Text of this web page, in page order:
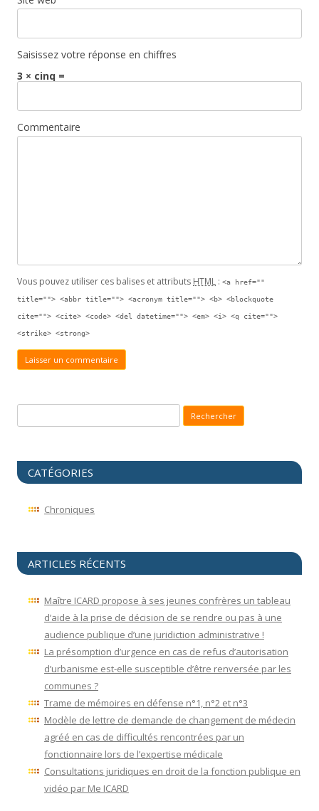
Saisissez votre réponse en chiffres
3 × cinq =
Commentaire
Vous pouvez utiliser ces balises et attributs HTML : <a href=""
title=""> <abbr title=""> <acronym title=""> <b> <blockquote
cite=""> <cite> <code> <del datetime=""> <em> <i> <q cite="">
<strike> <strong>
CATÉGORIES
Chroniques
ARTICLES RÉCENTS
Maître ICARD propose à ses jeunes confrères un tableau
d’aide à la prise de décision de se rendre ou pas à une
audience publique d’une juridiction administrative !
La présomption d’urgence en cas de refus d’autorisation
d’urbanisme est-elle susceptible d’être renversée par les
communes ?
Trame de mémoires en défense n°1, n°2 et n°3
Modèle de lettre de demande de changement de médecin
agréé en cas de difficultés rencontrées par un
fonctionnaire lors de l’expertise médicale
Consultations juridiques en droit de la fonction publique en
vidéo par Me ICARD